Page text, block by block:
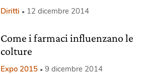
Diritti 12 dicembre 2014
Come i farmaci influenzano le
colture
Expo 2015 9 dicembre 2014